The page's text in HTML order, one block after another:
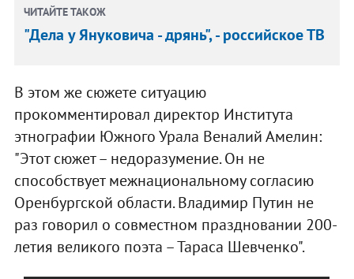
ЧИТАЙТЕ ТАКОЖ
"Дела у Януковича - дрянь", - российское ТВ
В этом же сюжете ситуацию
прокомментировал директор Института
этнографии Южного Урала Веналий Амелин:
"Этот сюжет – недоразумение. Он не
способствует межнациональному согласию
Оренбургской области. Владимир Путин не
раз говорил о совместном праздновании 200-
летия великого поэта – Тараса Шевченко".